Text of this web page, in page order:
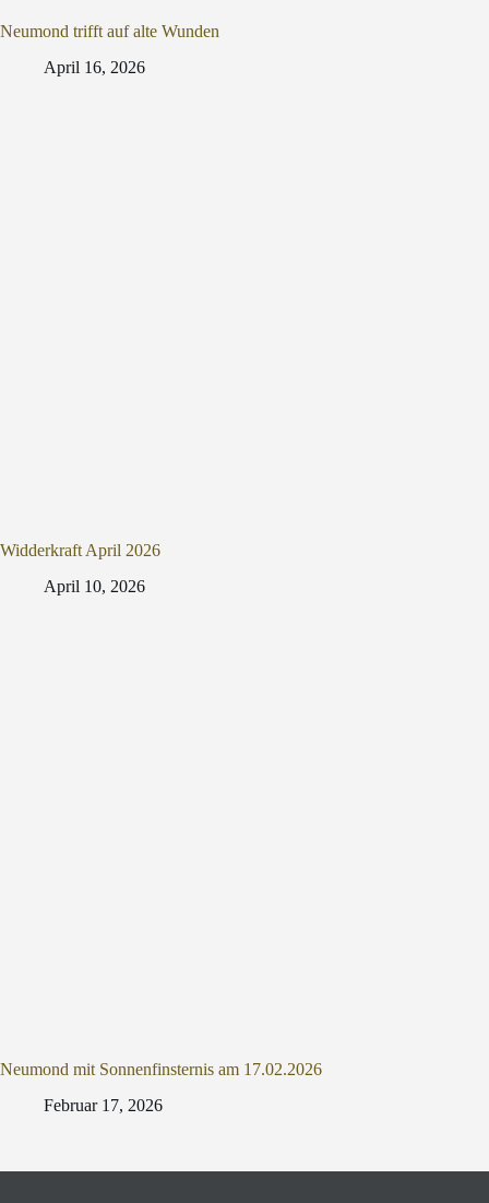
Neumond trifft auf alte Wunden
April 16, 2026
Widderkraft April 2026
April 10, 2026
Neumond mit Sonnenfinsternis am 17.02.2026
Februar 17, 2026